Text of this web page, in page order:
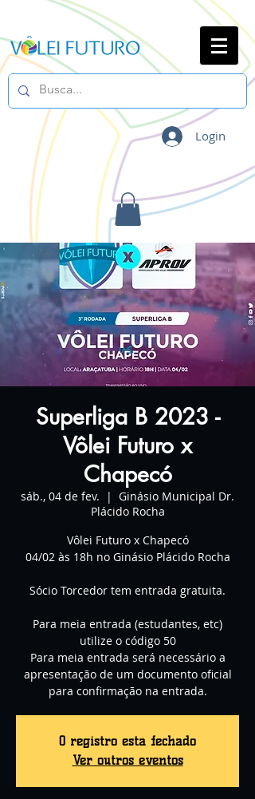
Login
Superliga B 2023 -
Vôlei Futuro x
Chapecó
sáb., 04 de fev.
  |
Ginásio Municipal Dr.
Plácido Rocha
Vôlei Futuro x Chapecó
04/02 às 18h no Ginásio Plácido Rocha
Sócio Torcedor tem entrada gratuita.
Para meia entrada (estudantes, etc)
utilize o código 50
Para meia entrada será necessário a
apresentação de um documento oficial
para confirmação na entrada.
O registro está fechado
Ver outros eventos